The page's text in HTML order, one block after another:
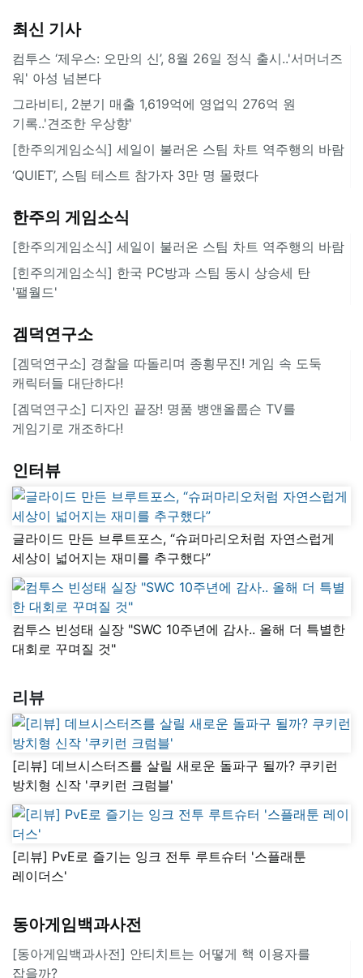
최신 기사
컴투스 ‘제우스: 오만의 신’, 8월 26일 정식 출시..'서머너즈
워' 아성 넘본다
그라비티, 2분기 매출 1,619억에 영업익 276억 원
기록..'견조한 우상향'
[한주의게임소식] 세일이 불러온 스팀 차트 역주행의 바람
‘QUIET’, 스팀 테스트 참가자 3만 명 몰렸다
한주의 게임소식
[한주의게임소식] 세일이 불러온 스팀 차트 역주행의 바람
[힌주의게임소식] 한국 PC방과 스팀 동시 상승세 탄
'팰월드'
겜덕연구소
[겜덕연구소] 경찰을 따돌리며 종횡무진! 게임 속 도둑
캐릭터들 대단하다!
[겜덕연구소] 디자인 끝장! 명품 뱅앤올룹슨 TV를
게임기로 개조하다!
인터뷰
글라이드 만든 브루트포스, “슈퍼마리오처럼 자연스럽게
세상이 넓어지는 재미를 추구했다”
컴투스 빈성태 실장 "SWC 10주년에 감사.. 올해 더 특별한
대회로 꾸며질 것"
리뷰
[리뷰] 데브시스터즈를 살릴 새로운 돌파구 될까? 쿠키런
방치형 신작 '쿠키런 크럼블'
[리뷰] PvE로 즐기는 잉크 전투 루트슈터 '스플래툰
레이더스'
동아게임백과사전
[동아게임백과사전] 안티치트는 어떻게 핵 이용자를
잡을까?